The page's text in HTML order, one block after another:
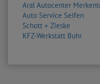
Aral Autocenter
Auto Service Seifen
Schott + Zieske
KFZ-Werkstatt Buhr